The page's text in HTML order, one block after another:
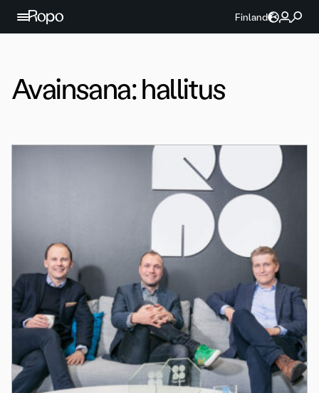
Jatka sisältöön
Finland
Avainsana:hallitus